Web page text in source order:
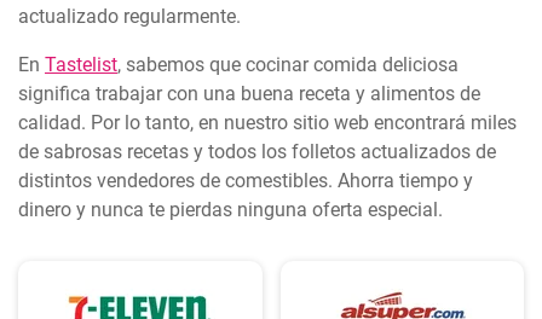
actualizado regularmente.
En Tastelist, sabemos que cocinar comida deliciosa
significa trabajar con una buena receta y alimentos de
calidad. Por lo tanto, en nuestro sitio web encontrará miles
de sabrosas recetas y todos los folletos actualizados de
distintos vendedores de comestibles. Ahorra tiempo y
dinero y nunca te pierdas ninguna oferta especial.